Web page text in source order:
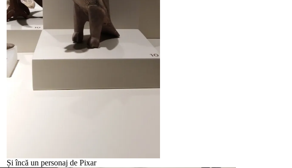
Și încă un personaj de Pixar